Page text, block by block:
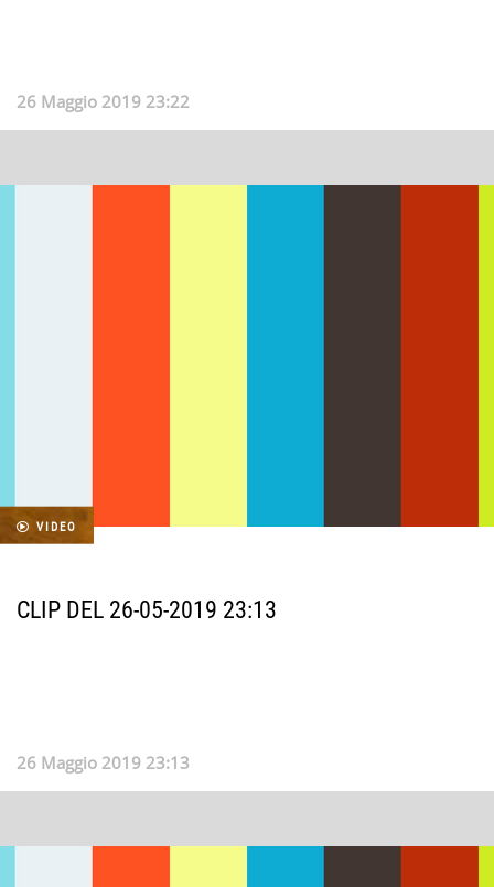
26 Maggio 2019 23:22
VIDEO
CLIP DEL 26-05-2019 23:13
26 Maggio 2019 23:13